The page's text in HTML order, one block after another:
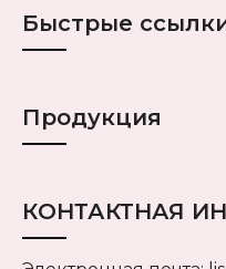
Быстрые
Продукция
КОНТАКТНАЯ